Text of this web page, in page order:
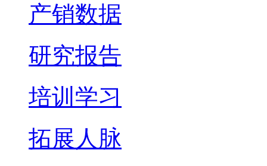
产销数据
研究报告
培训学习
拓展人脉